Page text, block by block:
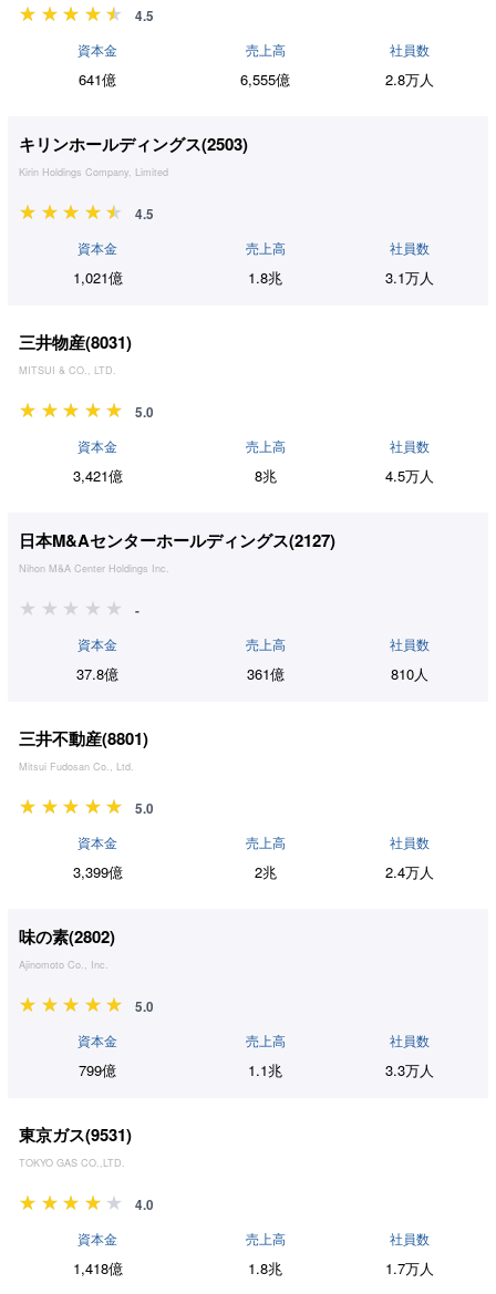
4.5
資本金
641億
売上高
6,555億
社員数
2.8万人
キリンホールディングス(2503)
Kirin Holdings Company, Limited
4.5
資本金
1,021億
売上高
1.8兆
社員数
3.1万人
三井物産(8031)
MITSUI & CO., LTD.
5.0
資本金
3,421億
売上高
8兆
社員数
4.5万人
日本M&Aセンターホールディングス(2127)
Nihon M&A Center Holdings Inc.
-
資本金
37.8億
売上高
361億
社員数
810人
三井不動産(8801)
Mitsui Fudosan Co., Ltd.
5.0
資本金
3,399億
売上高
2兆
社員数
2.4万人
味の素(2802)
Ajinomoto Co., Inc.
5.0
資本金
799億
売上高
1.1兆
社員数
3.3万人
東京ガス(9531)
TOKYO GAS CO.,LTD.
4.0
資本金
1,418億
売上高
1.8兆
社員数
1.7万人